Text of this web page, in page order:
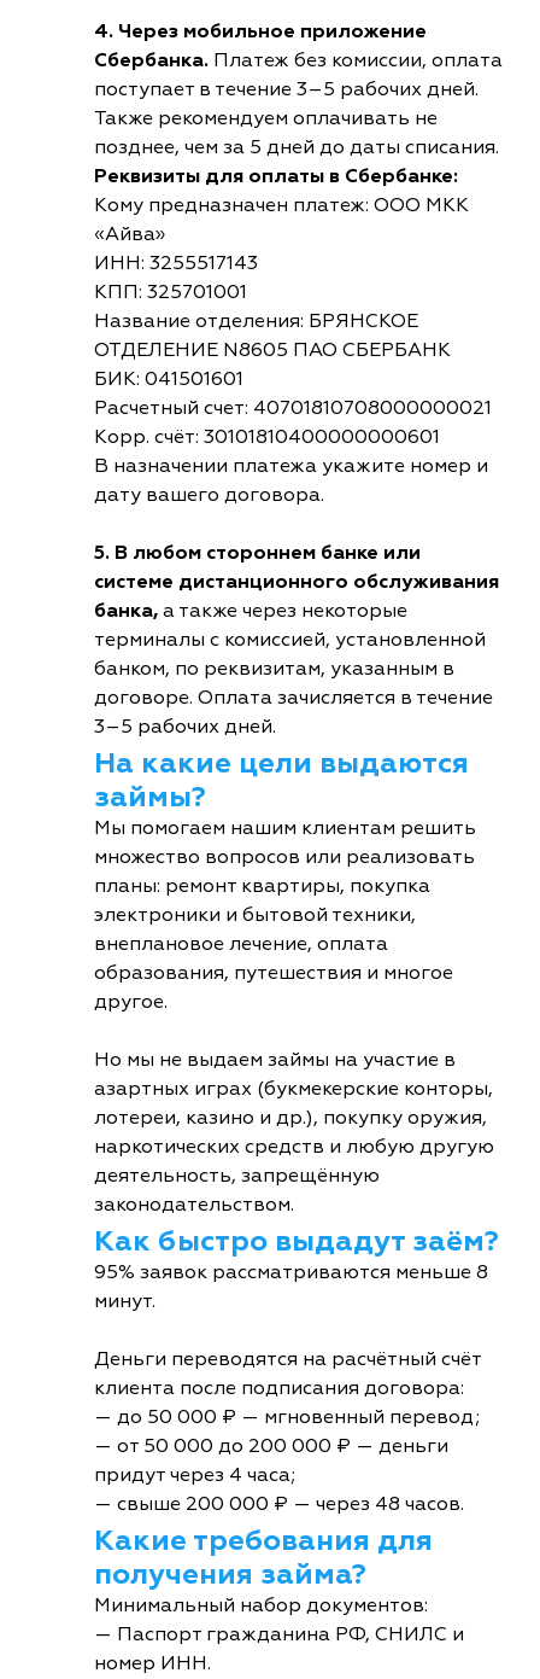
4. Через мобильное приложение
Сбербанка. Платеж без комиссии, оплата
поступает в течение 3–5 рабочих дней.
Также рекомендуем оплачивать не
позднее, чем за 5 дней до даты списания.
Реквизиты для оплаты в Сбербанке:
Кому предназначен платеж: ООО МКК
«Айва»
ИНН: 3255517143
КПП: 325701001
Название отделения: БРЯНСКОЕ
ОТДЕЛЕНИЕ N8605 ПАО СБЕРБАНК
БИК: 041501601
Расчетный счет: 40701810708000000021
Корр. счёт: 30101810400000000601
В назначении платежа укажите номер и
дату вашего договора.
5. В любом стороннем банке или
системе дистанционного обслуживания
банка, а также через некоторые
терминалы с комиссией, установленной
банком, по реквизитам, указанным в
договоре. Оплата зачисляется в течение
3–5 рабочих дней.
На какие цели выдаются
займы?
Мы помогаем нашим клиентам решить
множество вопросов или реализовать
планы: ремонт квартиры, покупка
электроники и бытовой техники,
внеплановое лечение, оплата
образования, путешествия и многое
другое.
Но мы не выдаем займы на участие в
азартных играх (букмекерские конторы,
лотереи, казино и др.), покупку оружия,
наркотических средств и любую другую
деятельность, запрещённую
законодательством.
Как быстро выдадут заём?
95% заявок рассматриваются меньше 8
минут.
Деньги переводятся на расчётный счёт
клиента после подписания договора:
— до 50 000 ₽ — мгновенный перевод;
— от 50 000 до 200 000 ₽ — деньги
придут через 4 часа;
— свыше 200 000 ₽ — через 48 часов.
Какие требования для
получения займа?
Минимальный набор документов:
— Паспорт гражданина РФ, СНИЛС и
номер ИНН.